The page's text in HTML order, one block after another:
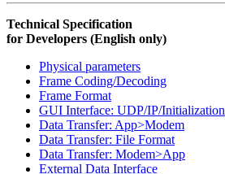
Technical Specification
for Developers (English only)
Physical parameters
Frame Coding/Decoding
Frame Format
GUI Interface: UDP/IP/Initialization
Data Transfer: App>Modem
Data Transfer: File Format
Data Transfer: Modem>App
External Data Interface